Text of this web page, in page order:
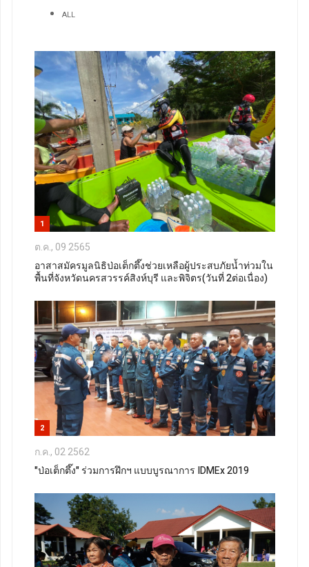
ALL
1
ต.ค., 09 2565
อาสาสมัครมูลนิธิป่อเต็กตึ๊งช่วยเหลือผู้ประสบภัยน้ำท่วมใน
พื้นที่จังหวัดนครสวรรค์สิงห์บุรี และพิจิตร(วันที่ 2ต่อเนื่อง)
2
ก.ค., 02 2562
"ป่อเต็กตึ๊ง" ร่วมการฝึกฯ แบบบูรณาการ IDMEx 2019